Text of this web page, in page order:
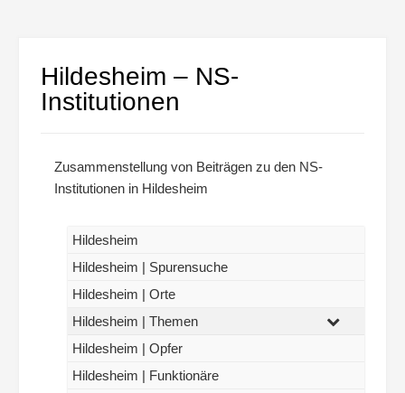
Hildesheim – NS-
Institutionen
Zusammenstellung von Beiträgen zu den NS-
Institutionen in Hildesheim
Hildesheim
Hildesheim | Spurensuche
Hildesheim | Orte
Hildesheim | Themen
Hildesheim | Opfer
Hildesheim | Funktionäre